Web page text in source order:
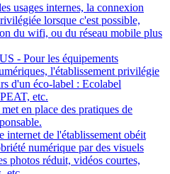
usages internes, la connexion
lorsque c'est possible,
du wifi, ou du réseau mobile plus
- Pour les équipements
l'établissement privilégie
d'un éco-label : Ecolabel
etc.
en place des pratiques de
internet de l'établissement obéit
numérique par des visuels
photos réduit, vidéos courtes,